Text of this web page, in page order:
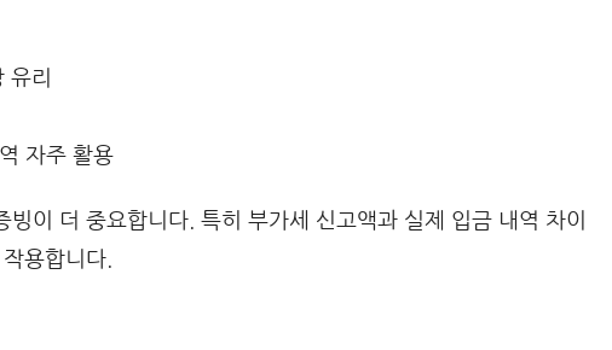
유리
자주 활용
이 더 중요합니다. 특히 부가세 신고액과 실제 입금 내역 차이
용합니다.